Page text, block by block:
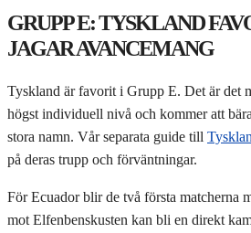
GRUPP E: TYSKLAND
JAGAR AVANCEMANG
Tyskland är favorit i Grupp E. Det är det
högst individuell nivå och kommer att
stora namn. Vår separata guide till
på deras trupp och förväntningar.
För Ecuador blir de två första matcherna
mot Elfenbenskusten kan bli en direkt